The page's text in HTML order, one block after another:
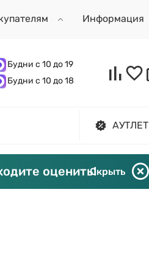
Информация
Будни с 10 до 19
Будни с 10 до 18
АУТЛЕТ
оценить!Скрыть